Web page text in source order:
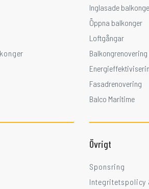
Inglasade
Öppna balkonger
Loftgångar
Fasadrenovering
Balco Maritime
Övrigt
Sponsring
Integritetspolicy